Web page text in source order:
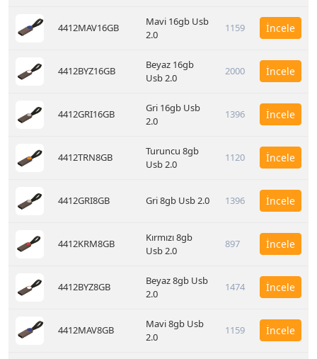
4412MAV16GB
Mavi 16gb Usb
2.0
1159 İncele
4412BYZ16GB
Beyaz 16gb
Usb 2.0
2000 İncele
4412GRI16GB
Gri 16gb Usb
2.0
1396 İncele
4412TRN8GB
Turuncu 8gb
Usb 2.0
1120 İncele
4412GRI8GB Gri 8gb Usb 2.0 1396 İncele
4412KRM8GB
Kırmızı 8gb
Usb 2.0
897 İncele
4412BYZ8GB
Beyaz 8gb Usb
2.0
1474 İncele
4412MAV8GB
Mavi 8gb Usb
2.0
1159 İncele